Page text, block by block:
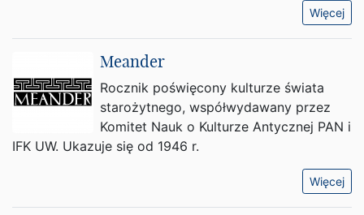
Więcej
Meander
Rocznik poświęcony kulturze świata
starożytnego, współwydawany przez
Komitet Nauk o Kulturze Antycznej PAN i
IFK UW. Ukazuje się od 1946 r.
Więcej